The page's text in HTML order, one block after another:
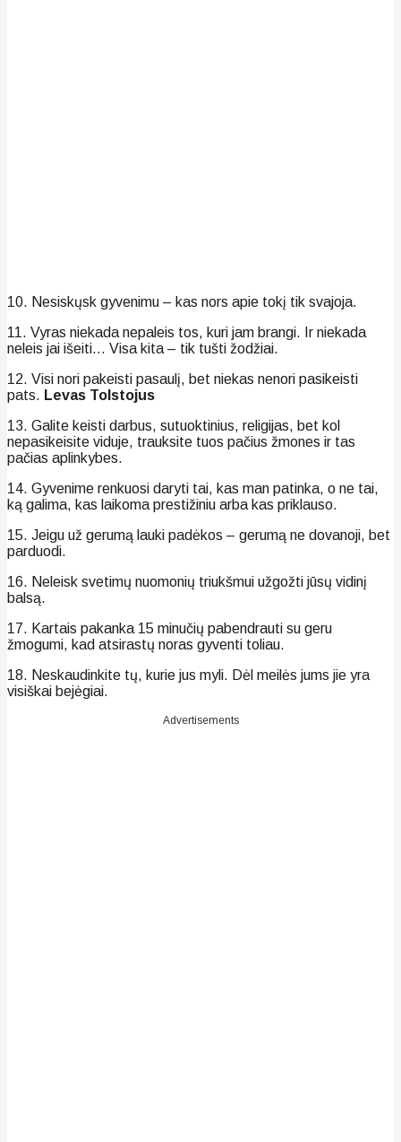
10. Nesiskųsk gyvenimu – kas nors apie tokį tik svajoja.
11. Vyras niekada nepaleis tos, kuri jam brangi. Ir niekada
neleis jai išeiti… Visa kita – tik tušti žodžiai.
12. Visi nori pakeisti pasaulį, bet niekas nenori pasikeisti
pats. Levas Tolstojus
13. Galite keisti darbus, sutuoktinius, religijas, bet kol
nepasikeisite viduje, trauksite tuos pačius žmones ir tas
pačias aplinkybes.
14. Gyvenime renkuosi daryti tai, kas man patinka, o ne tai,
ką galima, kas laikoma prestižiniu arba kas priklauso.
15. Jeigu už gerumą lauki padėkos – gerumą ne dovanoji, bet
parduodi.
16. Neleisk svetimų nuomonių triukšmui užgožti jūsų vidinį
balsą.
17. Kartais pakanka 15 minučių pabendrauti su geru
žmogumi, kad atsirastų noras gyventi toliau.
18. Neskaudinkite tų, kurie jus myli. Dėl meilės jums jie yra
visiškai bejėgiai.
Advertisements